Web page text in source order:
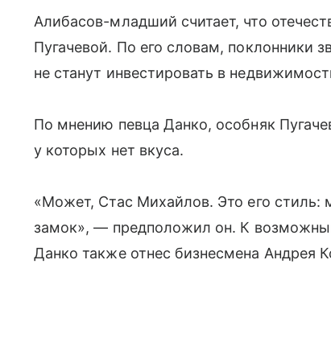
Алибасов-младший считает, что
Пугачевой. По его словам, поклонники
не станут инвестировать в
По мнению певца Данко, особняк
у которых нет вкуса.
«Может, Стас Михайлов. Это его стиль:
замок», — предположил он. К
Данко также отнес бизнесмена Андрея